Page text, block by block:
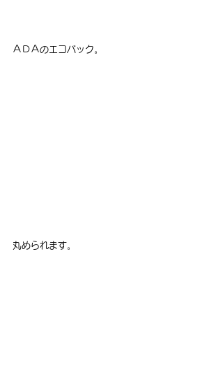
ＡＤＡのエコバック。
丸められます。